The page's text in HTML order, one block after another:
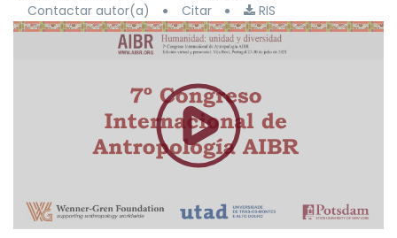
Contactar autor(a)
Citar RIS